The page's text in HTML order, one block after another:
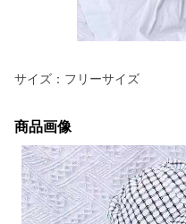
サイズ：フリーサイズ
商品画像